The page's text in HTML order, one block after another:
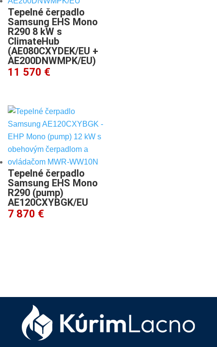
Tepelné čerpadlo
Samsung EHS Mono
R290 8 kW s
ClimateHub
(AE080CXYDEK/EU +
AE200DNWMPK/EU)
11 570 €
Tepelné čerpadlo
Samsung EHS Mono
R290 (pump)
AE120CXYBGK/EU
7 870 €